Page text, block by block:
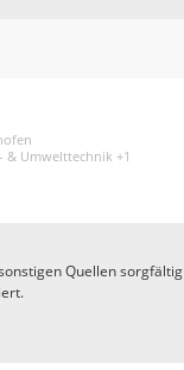
& Umwelttechnik +1
Quellen sorgfältig